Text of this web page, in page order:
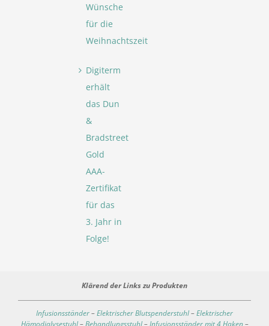
Wünsche
für die
Weihnachtszeit
Digiterm
erhält
das Dun
&
Bradstreet
Gold
AAA-
Zertifikat
für das
3. Jahr in
Folge!
Klärend der Links zu Produkten
Infusionsständer–Elektrischer Blutspenderstuhl–Elektrischer